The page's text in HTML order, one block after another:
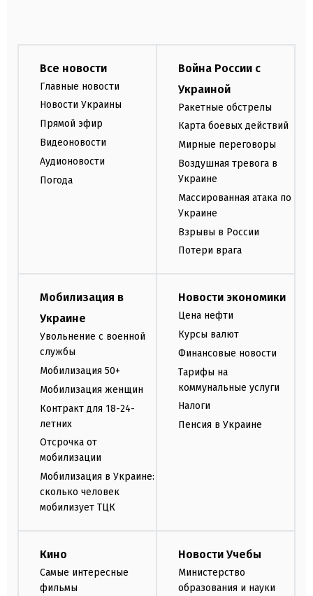
Все новости
Главные новости
Новости Украины
Прямой эфир
Видеоновости
Аудионовости
Погода
Война России с
Украиной
Ракетные обстрелы
Карта боевых действий
Мирные переговоры
Воздушная тревога в
Украине
Массированная атака по
Украине
Взрывы в России
Потери врага
Мобилизация в
Украине
Увольнение с военной
службы
Мобилизация 50+
Мобилизация женщин
Контракт для 18-24-
летних
Отсрочка от
мобилизации
Мобилизация в Украине:
сколько человек
мобилизует ТЦК
Новости экономики
Цена нефти
Курсы валют
Финансовые новости
Тарифы на
коммунальные услуги
Налоги
Пенсия в Украине
Кино
Самые интересные
фильмы
Новости Учебы
Министерство
образования и науки